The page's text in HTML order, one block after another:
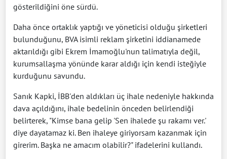
gösterildiğini öne sürdü.
Daha önce ortaklık yaptığı ve yöneticisi olduğu şirketleri
bulunduğunu, BVA isimli reklam şirketini iddianamede
aktarıldığı gibi Ekrem İmamoğlu'nun talimatıyla değil,
kurumsallaşma yönünde karar aldığı için kendi isteğiyle
kurduğunu savundu.
Sanık Kapki, İBB'den aldıkları üç ihale nedeniyle hakkında
dava açıldığını, ihale bedelinin önceden belirlendiği
belirterek, "Kimse bana gelip 'Sen ihalede şu rakamı ver.'
diye dayatamaz ki. Ben ihaleye giriyorsam kazanmak için
girerim. Başka ne amacım olabilir?" ifadelerini kullandı.